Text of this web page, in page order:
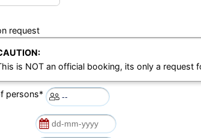
request
is NOT an official booking, its only a request
persons*